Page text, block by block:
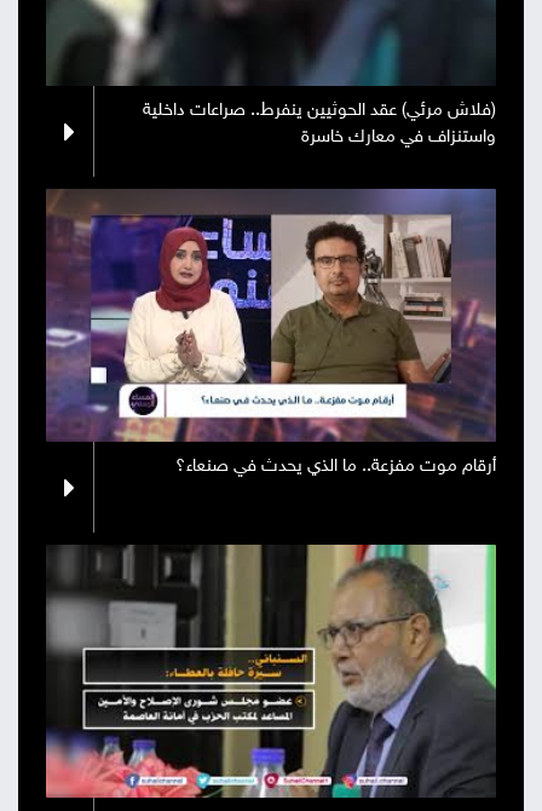
(فلاش مرئي) عقد الحوثيين ينفرط.. صراعات داخلية
واستنزاف في معارك خاسرة
أرقام موت مفزعة.. ما الذي يحدث في صنعاء؟